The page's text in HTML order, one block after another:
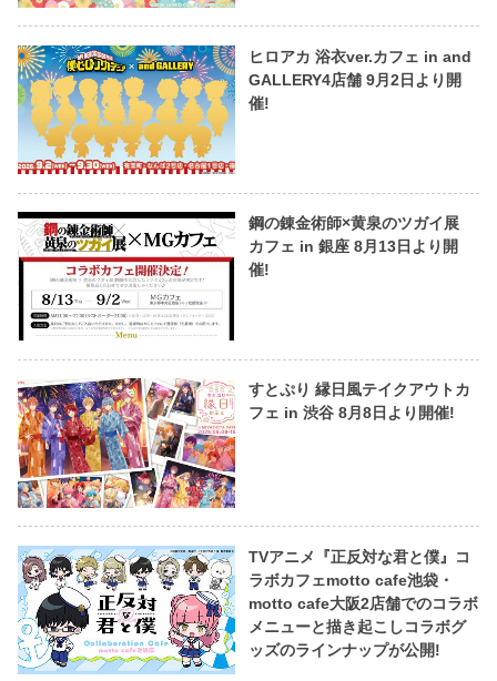
ヒロアカ 浴衣ver.カフェ in and
GALLERY4店舗 9月2日より開
催!
鋼の錬金術師×黄泉のツガイ展
カフェ in 銀座 8月13日より開
催!
すとぷり 縁日風テイクアウトカ
フェ in 渋谷 8月8日より開催!
TVアニメ『正反対な君と僕』コ
ラボカフェmotto cafe池袋・
motto cafe大阪2店舗でのコラボ
メニューと描き起こしコラボグ
ッズのラインナップが公開!